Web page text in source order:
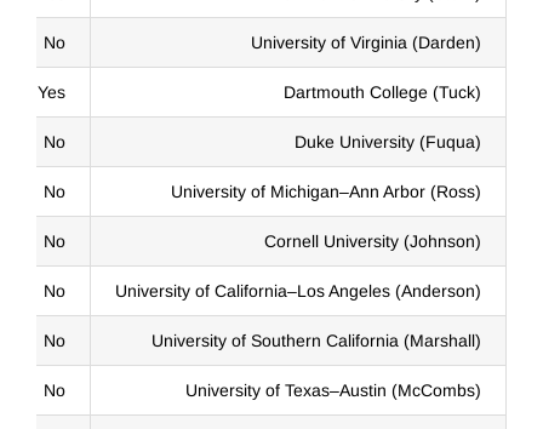
University of Virginia (Darden)
No
Dartmouth College (Tuck)
Yes
Duke University (Fuqua)
No
University of Michigan–Ann Arbor (Ross)
No
Cornell University (Johnson)
No
University of California–Los Angeles (Anderson)
No
University of Southern California (Marshall)
No
University of Texas–Austin (McCombs)
No